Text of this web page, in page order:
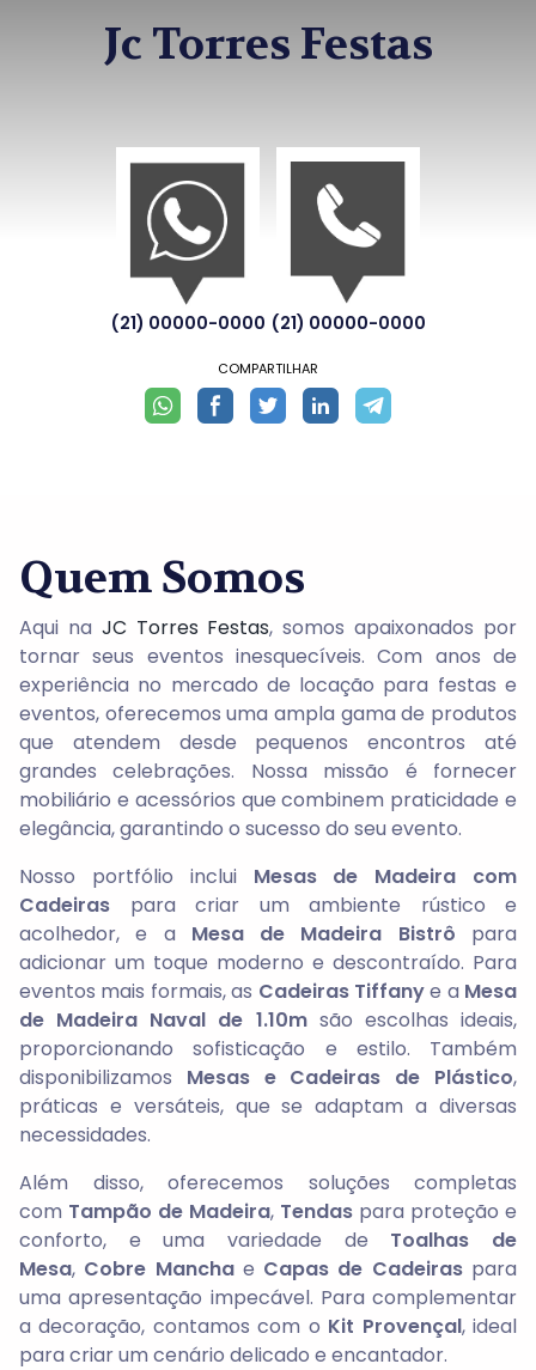
Jc Torres Festas
(21) 00000-0000 (21) 00000-0000
COMPARTILHAR
Quem Somos
Aqui na JC Torres Festas, somos apaixonados por
tornar seus eventos inesquecíveis. Com anos de
experiência no mercado de locação para festas e
eventos, oferecemos uma ampla gama de produtos
que atendem desde pequenos encontros até
grandes celebrações. Nossa missão é fornecer
mobiliário e acessórios que combinem praticidade e
elegância, garantindo o sucesso do seu evento.
Nosso portfólio inclui Mesas de Madeira com
Cadeiras para criar um ambiente rústico e
acolhedor, e a Mesa de Madeira Bistrô para
adicionar um toque moderno e descontraído. Para
eventos mais formais, as Cadeiras Tiffanye a Mesa
de Madeira Naval de 1.10msão escolhas ideais,
proporcionando sofisticação e estilo. Também
disponibilizamos Mesas e Cadeiras de Plástico,
práticas e versáteis, que se adaptam a diversas
necessidades.
Além disso, oferecemos soluções completas
com Tampão de Madeira, Tendas para proteção e
conforto, e uma variedade de Toalhas de
Mesa, Cobre Manchae Capas de Cadeiraspara
uma apresentação impecável. Para complementar
a decoração, contamos com o Kit Provençal, ideal
para criar um cenário delicado e encantador.